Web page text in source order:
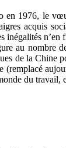
1976, le
acquis
inégalités n’en
au nombre
de la Chine
(remplacé
du travail,